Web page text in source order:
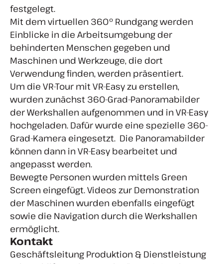
festgelegt.
Mit dem virtuellen 360° Rundgang werden
Einblicke in die Arbeitsumgebung der
behinderten Menschen gegeben und
Maschinen und Werkzeuge, die dort
Verwendung finden, werden präsentiert.
Um die VR-Tour mit VR-Easy zu erstellen,
wurden zunächst 360-Grad-Panoramabilder
der Werkshallen aufgenommen und in VR-Easy
hochgeladen. Dafür wurde eine spezielle 360-
Grad-Kamera eingesetzt. Die Panoramabilder
können dann in VR-Easy bearbeitet und
angepasst werden.
Bewegte Personen wurden mittels Green
Screen eingefügt. Videos zur Demonstration
der Maschinen wurden ebenfalls eingefügt
sowie die Navigation durch die Werkshallen
ermöglicht.
Kontakt
Geschäftsleitung Produktion & Dienstleistung